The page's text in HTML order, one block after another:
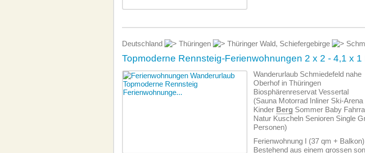
Deutschland Thüringen Thüringer Wald, Schiefergebirge
Topmoderne Rennsteig-Ferienwohnungen 2 x 2 - 4,1 x 1
Wanderurlaub Schmiedefeld nahe
Oberhof in Thüringen
Biosphärenreservat Vessertal
(Sauna Motorrad Inliner Ski-
Kinder Berg Sommer Baby
Natur Kuscheln Senioren Single
Personen)
Ferien­wohnung I (37 qm +
Bestehend aus einem grossen